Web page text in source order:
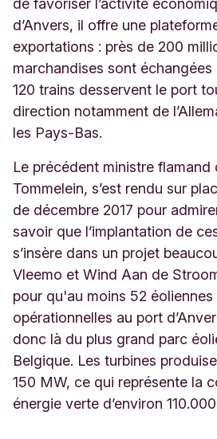
de favoriser l’activité
d’Anvers, il offre une
exportations : près de 200
marchandises sont
120 trains desservent le port
direction notamment de
les Pays-Bas.
Le précédent ministre flamand
Tommelein, s’est rendu sur
de décembre 2017 pour
savoir que l’implantation de
s’insère dans un projet
Vleemo et Wind Aan de
pour qu'au moins 52
opérationnelles au port
donc là du plus grand parc
Belgique. Les turbines
150 MW, ce qui représente la
énergie verte d’environ